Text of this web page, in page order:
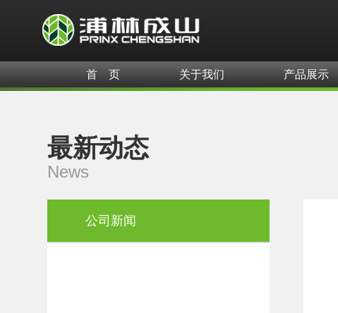
首 页 关于我们 产品展示
最新动态
News
公司新闻